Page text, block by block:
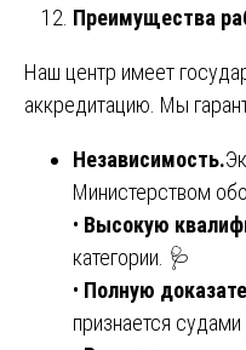
Преимущества
Наш центр имеет
аккредитацию. Мы
Независимость.
Министерством
• Высокую
категории. 🩺
• Полную
признается судами